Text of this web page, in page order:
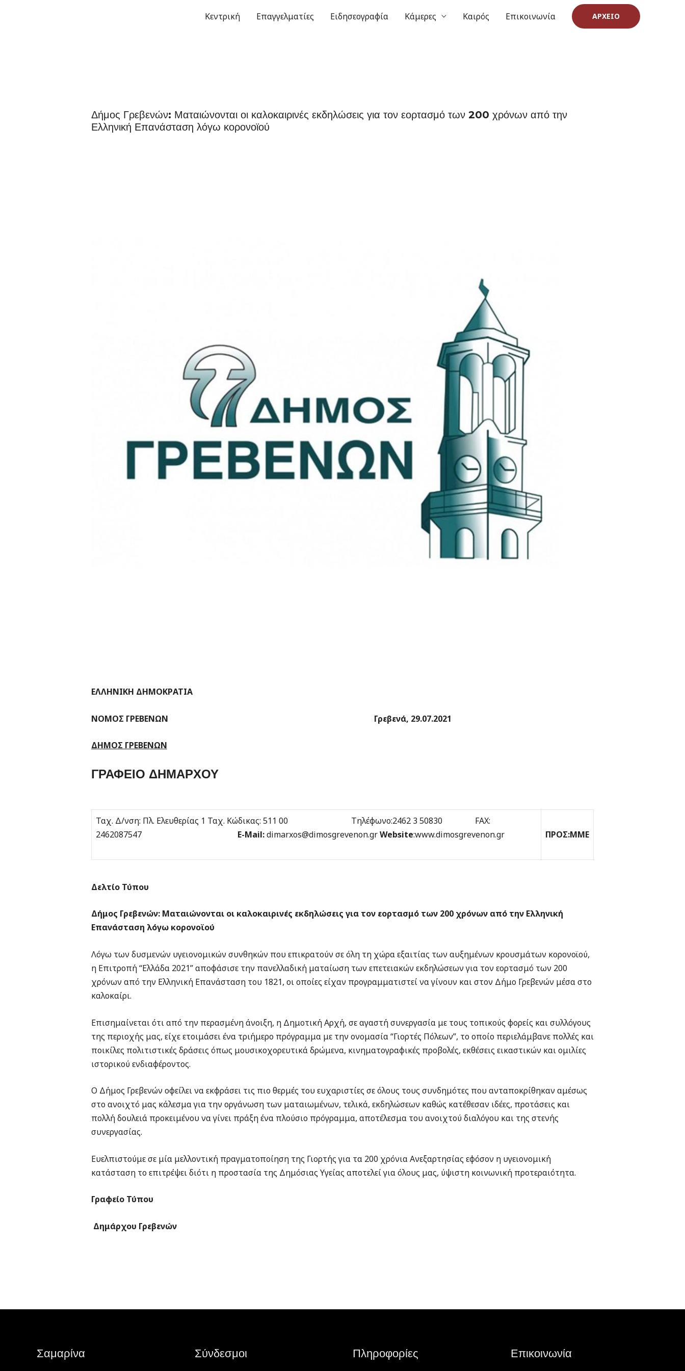
Κεντρική Επαγγελματίες Ειδησεογραφία Κάμερες Καιρός Επικοινωνία ΑΡΧΕΊΟ
Δήμος Γρεβενών: Ματαιώνονται οι καλοκαιρινές εκδηλώσεις για τον εορτασμό των 200 χρόνων από την
Ελληνική Επανάσταση λόγω κορονοϊού
ΕΛΛΗΝΙΚΗ ΔΗΜΟΚΡΑΤΙΑ
ΝΟΜΟΣ ΓΡΕΒΕΝΩΝ Γρεβενά, 29.07.2021
ΔΗΜΟΣ ΓΡΕΒΕΝΩΝ
ΓΡΑΦΕΙΟ ΔΗΜΑΡΧΟΥ
Ταχ. Δ/νση: Πλ. Ελευθερίας 1 Ταχ. Κώδικας: 511 00 Τηλέφωνο:2462 3 50830 FAX:
2462087547 E-Mail:dimarxos@dimosgrevenon.grWebsite:www.dimosgrevenon.gr ΠΡΟΣ:MME
Δελτίο Τύπου
Δήμος Γρεβενών: Ματαιώνονται οι καλοκαιρινές εκδηλώσεις για τον εορτασμό των 200 χρόνων από την Ελληνική
Επανάσταση λόγω κορονοϊού
Λόγω των δυσμενών υγειονομικών συνθηκών που επικρατούν σε όλη τη χώρα εξαιτίας των αυξημένων κρουσμάτων κορονοϊού,
η Επιτροπή “Ελλάδα 2021” αποφάσισε την πανελλαδική ματαίωση των επετειακών εκδηλώσεων για τον εορτασμό των 200
χρόνων από την Ελληνική Επανάσταση του 1821, οι οποίες είχαν προγραμματιστεί να γίνουν και στον Δήμο Γρεβενών μέσα στο
καλοκαίρι.
Επισημαίνεται ότι από την περασμένη άνοιξη, η Δημοτική Αρχή, σε αγαστή συνεργασία με τους τοπικούς φορείς και συλλόγους
της περιοχής μας, είχε ετοιμάσει ένα τριήμερο πρόγραμμα με την ονομασία “Γιορτές Πόλεων”, το οποίο περιελάμβανε πολλές και
ποικίλες πολιτιστικές δράσεις όπως μουσικοχορευτικά δρώμενα, κινηματογραφικές προβολές, εκθέσεις εικαστικών και ομιλίες
ιστορικού ενδιαφέροντος.
Ο Δήμος Γρεβενών οφείλει να εκφράσει τις πιο θερμές του ευχαριστίες σε όλους τους συνδημότες που ανταποκρίθηκαν αμέσως
στο ανοιχτό μας κάλεσμα για την οργάνωση των ματαιωμένων, τελικά, εκδηλώσεων καθώς κατέθεσαν ιδέες, προτάσεις και
πολλή δουλειά προκειμένου να γίνει πράξη ένα πλούσιο πρόγραμμα, αποτέλεσμα του ανοιχτού διαλόγου και της στενής
συνεργασίας.
Ευελπιστούμε σε μία μελλοντική πραγματοποίηση της Γιορτής για τα 200 χρόνια Ανεξαρτησίας εφόσον η υγειονομική
κατάσταση το επιτρέψει διότι η προστασία της Δημόσιας Υγείας αποτελεί για όλους μας, ύψιστη κοινωνική προτεραιότητα.
Γραφείο Τύπου
Δημάρχου Γρεβενών
Σαμαρίνα Σύνδεσμοι Πληροφορίες Επικοινωνία